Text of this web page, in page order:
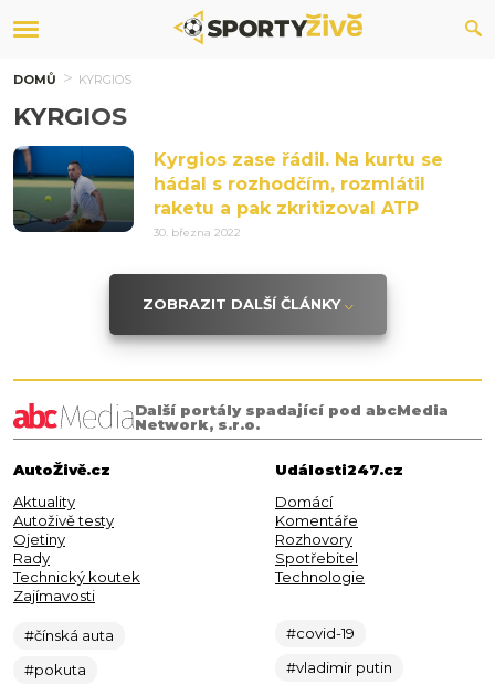
DOMŮ KYRGIOS
KYRGIOS
Kyrgios zase řádil. Na kurtu se
hádal s rozhodčím, rozmlátil
raketu a pak zkritizoval ATP
30. března 2022
ZOBRAZIT DALŠÍ ČLÁNKY
Další portály spadající pod abcMedia
Network, s.r.o.
AutoŽivě.cz
Aktuality
Autoživě testy
Ojetiny
Rady
Technický koutek
Zajímavosti
#čínská auta
#pokuta
Události247.cz
Domácí
Komentáře
Rozhovory
Spotřebitel
Technologie
#covid-19
#vladimir putin